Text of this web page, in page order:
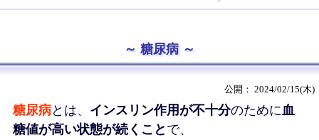
糖尿病
2024/02/15(木)
糖尿病とは、 インスリン作用が不十分のために 血
糖値が高い状態が続くこと で、